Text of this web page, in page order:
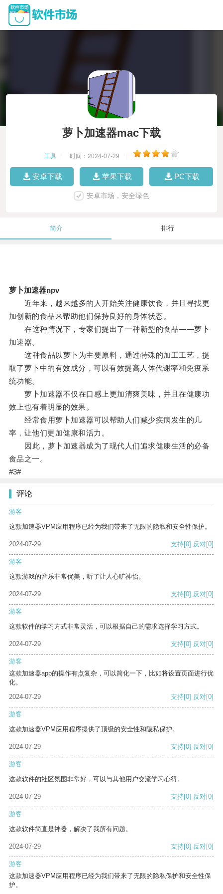
萝卜加速器mac下载
工具 时间：2024-07-29
安卓下载 苹果下载 PC下载
安卓市场，安全绿色
简介 排行
萝卜加速器npv
近年来，越来越多的人开始关注健康饮食，并且寻找更
加创新的食品来帮助他们保持良好的身体状态。
在这种情况下，专家们提出了一种新型的食品——萝卜
加速器。
这种食品以萝卜为主要原料，通过特殊的加工工艺，提
取了萝卜中的有效成分，可以有效提高人体代谢率和免疫系
统功能。
萝卜加速器不仅在口感上更加清爽美味，并且在健康功
效上也有着明显的效果。
经常食用萝卜加速器可以帮助人们减少疾病发生的几
率，让他们更加健康和活力。
因此，萝卜加速器成为了现代人们追求健康生活的必备
食品之一。
#3#
评论
游客
这款加速器VPM应用程序已经为我们带来了无限的隐私和安全性保护。
2024-07-29 支持[0] 反对[0]
游客
这款游戏的音乐非常优美，听了让人心旷神怡。
2024-07-29 支持[0] 反对[0]
游客
这款软件的学习方式非常灵活，可以根据自己的需求选择学习方式。
2024-07-29 支持[0] 反对[0]
游客
这款加速器app的操作有点复杂，可以简化一下，比如将设置页面进行优
化。
2024-07-29
支持[0] 反对[0]
游客
这款加速器VPM应用程序提供了顶级的安全性和隐私保护。
2024-07-29 支持[0] 反对[0]
游客
这款软件的社区氛围非常好，可以与其他用户交流学习心得。
2024-07-29 支持[0] 反对[0]
游客
这款软件简直是神器，解决了我所有问题。
2024-07-29 支持[0] 反对[0]
游客
这款加速器VPM应用程序已经为我们带来了无限的隐私保护和安全性保
护。